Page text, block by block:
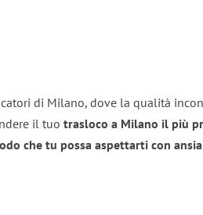
di Milano, dove la qualità
il tuo trasloco a Milano il più
che tu possa aspettarti con